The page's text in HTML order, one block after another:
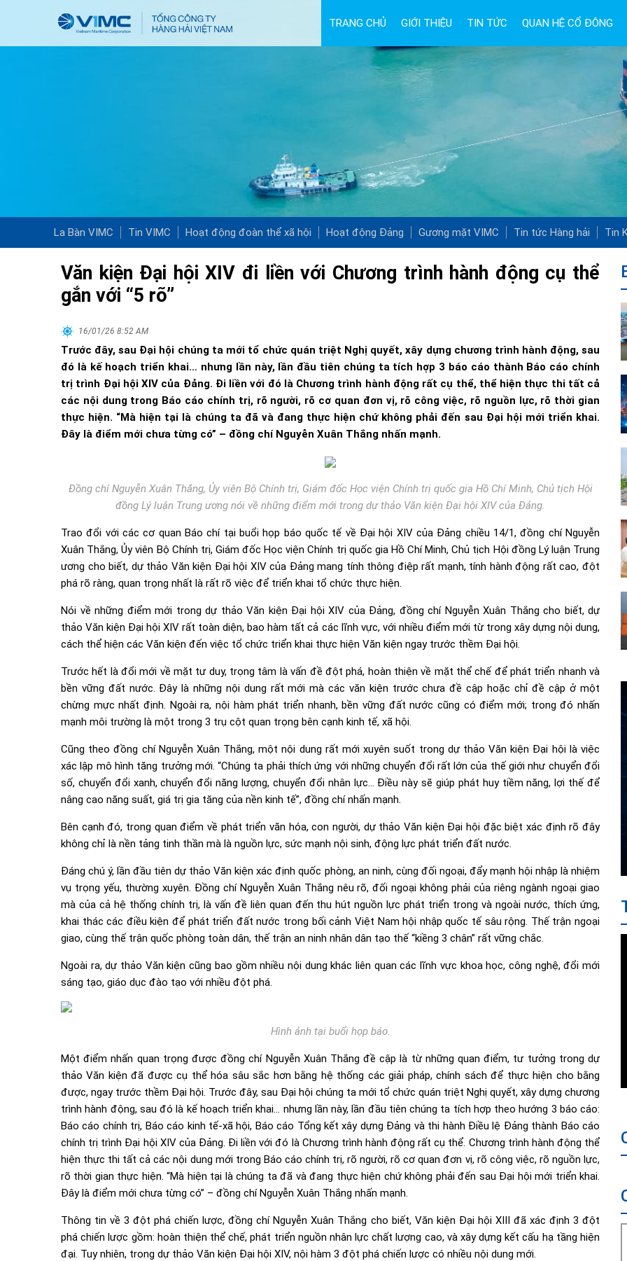
TRANG CHỦ GIỚI THIỆU TIN TỨC QUAN HỆ CỔ ĐÔNG
La Bàn VIMC Tin VIMC Hoạt động đoàn thể xã hội Hoạt động Đảng Gương mặt VIMC Tin tức Hàng hải Tin
Văn kiện Đại hội XIV đi liền với Chương trình hành động cụ thể
gắn với “5 rõ”
16/01/26 8:52 AM
Trước đây, sau Đại hội chúng ta mới tổ chức quán triệt Nghị quyết, xây dựng chương trình hành động, sau
đó là kế hoạch triển khai… nhưng lần này, lần đầu tiên chúng ta tích hợp 3 báo cáo thành Báo cáo chính
trị trình Đại hội XIV của Đảng. Đi liền với đó là Chương trình hành động rất cụ thể, thể hiện thực thi tất cả
các nội dung trong Báo cáo chính trị, rõ người, rõ cơ quan đơn vị, rõ công việc, rõ nguồn lực, rõ thời gian
thực hiện. “Mà hiện tại là chúng ta đã và đang thực hiện chứ không phải đến sau Đại hội mới triển khai.
Đây là điểm mới chưa từng có” – đồng chí Nguyễn Xuân Thắng nhấn mạnh.
Đồng chí Nguyễn Xuân Thắng, Ủy viên Bộ Chính trị, Giám đốc Học viện Chính trị quốc gia Hồ Chí Minh, Chủ tịch Hội
đồng Lý luận Trung ương nói về những điểm mới trong dự thảo Văn kiện Đại hội XIV của Đảng.
Trao đổi với các cơ quan Báo chí tại buổi họp báo quốc tế về Đại hội XIV của Đảng chiều 14/1, đồng chí Nguyễn
Xuân Thắng, Ủy viên Bộ Chính trị, Giám đốc Học viện Chính trị quốc gia Hồ Chí Minh, Chủ tịch Hội đồng Lý luận Trung
ương cho biết, dự thảo Văn kiện Đại hội XIV của Đảng mang tính thông điệp rất mạnh, tính hành động rất cao, đột
phá rõ ràng, quan trọng nhất là rất rõ việc để triển khai tổ chức thực hiện.
Nói về những điểm mới trong dự thảo Văn kiện Đại hội XIV của Đảng, đồng chí Nguyễn Xuân Thắng cho biết, dự
thảo Văn kiện Đại hội XIV rất toàn diện, bao hàm tất cả các lĩnh vực, với nhiều điểm mới từ trong xây dựng nội dung,
cách thể hiện các Văn kiện đến việc tổ chức triển khai thực hiện Văn kiện ngay trước thềm Đại hội.
Trước hết là đổi mới về mặt tư duy, trọng tâm là vấn đề đột phá, hoàn thiện về mặt thể chế để phát triển nhanh và
bền vững đất nước. Đây là những nội dung rất mới mà các văn kiện trước chưa đề cập hoặc chỉ đề cập ở một
chừng mực nhất định. Ngoài ra, nội hàm phát triển nhanh, bền vững đất nước cũng có điểm mới; trong đó nhấn
mạnh môi trường là một trong 3 trụ cột quan trọng bên cạnh kinh tế, xã hội.
Cũng theo đồng chí Nguyễn Xuân Thắng, một nội dung rất mới xuyên suốt trong dự thảo Văn kiện Đại hội là việc
xác lập mô hình tăng trưởng mới. “Chúng ta phải thích ứng với những chuyển đổi rất lớn của thế giới như chuyển đổi
số, chuyển đổi xanh, chuyển đổi năng lượng, chuyển đổi nhân lực… Điều này sẽ giúp phát huy tiềm năng, lợi thế để
nâng cao năng suất, giá trị gia tăng của nền kinh tế”, đồng chí nhấn mạnh.
Bên cạnh đó, trong quan điểm về phát triển văn hóa, con người, dự thảo Văn kiện Đại hội đặc biệt xác định rõ đây
không chỉ là nền tảng tinh thần mà là nguồn lực, sức mạnh nội sinh, động lực phát triển đất nước.
Đáng chú ý, lần đầu tiên dự thảo Văn kiện xác định quốc phòng, an ninh, cùng đối ngoại, đẩy mạnh hội nhập là nhiệm
vụ trọng yếu, thường xuyên. Đồng chí Nguyễn Xuân Thắng nêu rõ, đối ngoại không phải của riêng ngành ngoại giao
mà của cả hệ thống chính trị, là vấn đề liên quan đến thu hút nguồn lực phát triển trong và ngoài nước, thích ứng,
khai thác các điều kiện để phát triển đất nước trong bối cảnh Việt Nam hội nhập quốc tế sâu rộng. Thế trận ngoại
giao, cùng thế trận quốc phòng toàn dân, thế trận an ninh nhân dân tạo thế “kiềng 3 chân” rất vững chắc.
Ngoài ra, dự thảo Văn kiện cũng bao gồm nhiều nội dung khác liên quan các lĩnh vực khoa học, công nghệ, đổi mới
sáng tạo, giáo dục đào tạo với nhiều đột phá.
Hình ảnh tại buổi họp báo.
Một điểm nhấn quan trọng được đồng chí Nguyễn Xuân Thắng đề cập là từ những quan điểm, tư tưởng trong dự
thảo Văn kiện đã được cụ thể hóa sâu sắc hơn bằng hệ thống các giải pháp, chính sách để thực hiện cho bằng
được, ngay trước thềm Đại hội. Trước đây, sau Đại hội chúng ta mới tổ chức quán triệt Nghị quyết, xây dựng chương
trình hành động, sau đó là kế hoạch triển khai… nhưng lần này, lần đầu tiên chúng ta tích hợp theo hướng 3 báo cáo:
Báo cáo chính trị, Báo cáo kinh tế-xã hội, Báo cáo Tổng kết xây dựng Đảng và thi hành Điều lệ Đảng thành Báo cáo
chính trị trình Đại hội XIV của Đảng. Đi liền với đó là Chương trình hành động rất cụ thể. Chương trình hành động thể
hiện thực thi tất cả các nội dung mới trong Báo cáo chính trị, rõ người, rõ cơ quan đơn vị, rõ công việc, rõ nguồn lực,
rõ thời gian thực hiện. “Mà hiện tại là chúng ta đã và đang thực hiện chứ không phải đến sau Đại hội mới triển khai.
Đây là điểm mới chưa từng có” – đồng chí Nguyễn Xuân Thắng nhấn mạnh.
Thông tin về 3 đột phá chiến lược, đồng chí Nguyễn Xuân Thắng cho biết, Văn kiện Đại hội XIII đã xác định 3 đột
phá chiến lược gồm: hoàn thiện thể chế, phát triển nguồn nhân lực chất lượng cao, và xây dựng kết cấu hạ tầng hiện
đại. Tuy nhiên, trong dự thảo Văn kiện Đại hội XIV, nội hàm 3 đột phá chiến lược có nhiều nội dung mới.